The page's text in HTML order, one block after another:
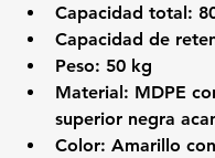
Capacidad total:
Capacidad de
Peso: 50 kg
Material: MDPE
superior negra
Color: Amarillo